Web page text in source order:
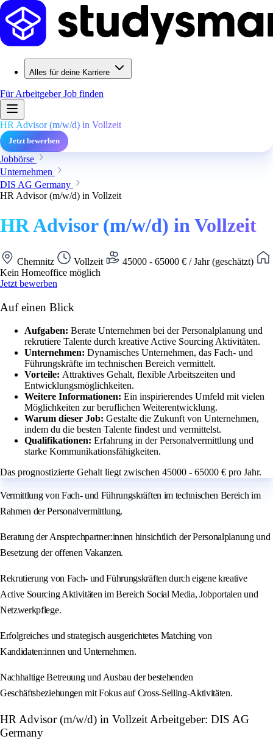
Alles für deine Karriere
Für ArbeitgeberJob finden
HR Advisor (m/w/d) in Vollzeit
Jetzt bewerben
Jobbörse
Unternehmen
DIS AG Germany
HR Advisor (m/w/d) in Vollzeit
HR Advisor (m/w/d) in Vollzeit
Chemnitz Vollzeit
45000 - 65000 € / Jahr (geschätzt)
Kein Homeoffice möglich
Jetzt bewerben
Auf einen Blick
Aufgaben: Berate Unternehmen bei der Personalplanung und
rekrutiere Talente durch kreative Active Sourcing Aktivitäten.
Unternehmen: Dynamisches Unternehmen, das Fach- und
Führungskräfte im technischen Bereich vermittelt.
Vorteile: Attraktives Gehalt, flexible Arbeitszeiten und
Entwicklungsmöglichkeiten.
Weitere Informationen: Ein inspirierendes Umfeld mit vielen
Möglichkeiten zur beruflichen Weiterentwicklung.
Warum dieser Job: Gestalte die Zukunft von Unternehmen,
indem du die besten Talente findest und vermittelst.
Qualifikationen: Erfahrung in der Personalvermittlung und
starke Kommunikationsfähigkeiten.
Das prognostizierte Gehalt liegt zwischen 45000 - 65000 € pro Jahr.
Vermittlung von Fach- und Führungskräften im technischen Bereich im
Rahmen der Personalvermittlung.
Beratung der Ansprechpartner:innen hinsichtlich der Personalplanung und
Besetzung der offenen Vakanzen.
Rekrutierung von Fach- und Führungskräften durch eigene kreative
Active Sourcing Aktivitäten im Bereich Social Media, Jobportalen und
Netzwerkpflege.
Erfolgreiches und strategisch ausgerichtetes Matching von
Kandidaten:innen und Unternehmen.
Nachhaltige Betreuung und Ausbau der bestehenden
Geschäftsbeziehungen mit Fokus auf Cross-Selling-Aktivitäten.
HR Advisor (m/w/d) in Vollzeit Arbeitgeber: DIS AG
Germany